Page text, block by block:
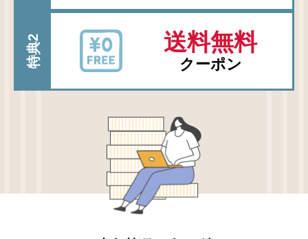
特典2 送料無料
クーポン